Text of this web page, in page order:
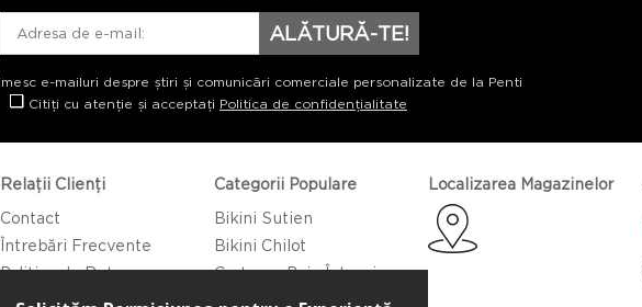
ALĂTURĂ-TE!
e-mailuri despre știri și comunicări comerciale personalizate de la Penti
Citiți cu atenție și acceptați Politica de confidențialitate
Relații Clienți
Contact
Întrebări Frecvente
Politica de Returnare
Categorii Populare
Bikini Sutien
Bikini Chilot
Costume Baie Întregi
Caftan/Pareo
Localizarea Magazinelor